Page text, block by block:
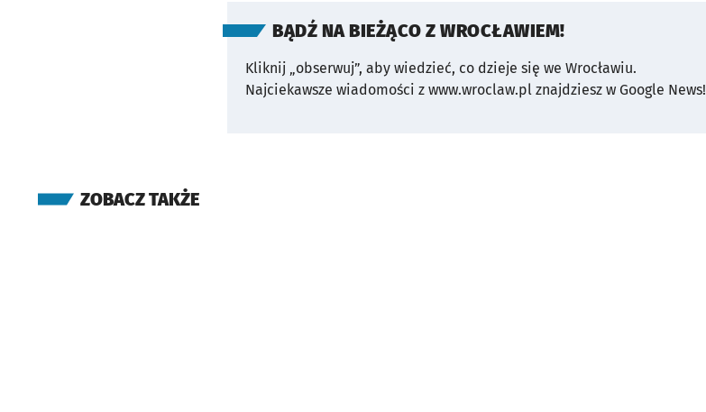
BĄDŹ NA BIEŻĄCO Z WROCŁAWIEM!
Kliknij „obserwuj”, aby wiedzieć, co dzieje się we Wrocławiu.
Najciekawsze wiadomości z www.wroclaw.pl znajdziesz w Google News!
ZOBACZ TAKŻE